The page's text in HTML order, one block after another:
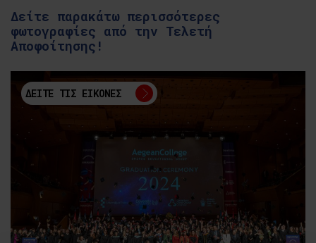
Δείτε παρακάτω περισσότερες
φωτογραφίες από την Τελετή
Αποφοίτησης!
ΔΕΙΤΕ ΤΙΣ ΕΙΚΟΝΕΣ